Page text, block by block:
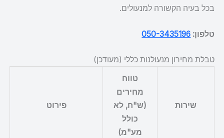
בכל בעיה הקשורה למנעולים.
טלפון: 050-3435196
טבלת מחירון מנעולנות כללי (מעודכן)
שירות
טווח
מחירים
(ש"ח, לא
כולל
מע"מ)
פירוט